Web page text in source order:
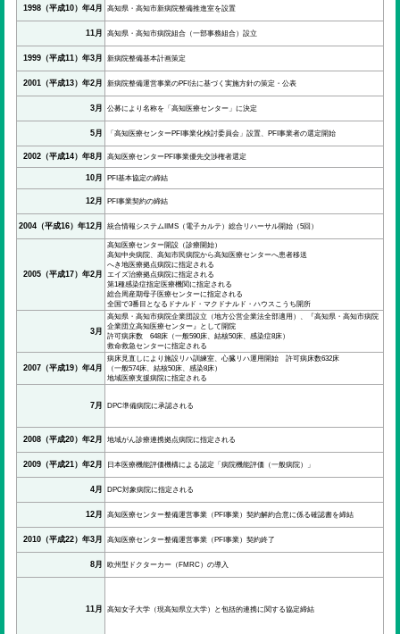
1998（平成10）年4月 高知県・高知市新病院整備推進室を設置
11月 高知県・高知市病院組合（一部事務組合）設立
1999（平成11）年3月 新病院整備基本計画策定
2001（平成13）年2月 新病院整備運営事業のPFI法に基づく実施方針の策定・公表
3月 公募により名称を「高知医療センター」に決定
5月 「高知医療センターPFI事業化検討委員会」設置、PFI事業者の選定開始
2002（平成14）年8月 高知医療センターPFI事業優先交渉権者選定
10月 PFI基本協定の締結
12月 PFI事業契約の締結
2004（平成16）年12月 統合情報システムIIMS（電子カルテ）総合リハーサル開始（5回）
2005（平成17）年2月
高知医療センター開設（診療開始）
高知中央病院、高知市民病院から高知医療センターへ患者移送
へき地医療拠点病院に指定される
エイズ治療拠点病院に指定される
第1種感染症指定医療機関に指定される
総合周産期母子医療センターに指定される
全国で3番目となるドナルド・マクドナルド・ハウスこうち開所
3月
高知県・高知市病院企業団設立（地方公営企業法全部適用）、『高知県・高知市病院
企業団立高知医療センター』として開院
許可病床数 648床（一般590床、結核50床、感染症8床）
救命救急センターに指定される
2007（平成19）年4月
病床見直しにより施設リハ訓練室、心臓リハ運用開始 許可病床数632床
（一般574床、結核50床、感染8床）
地域医療支援病院に指定される
7月 DPC準備病院に承認される
2008（平成20）年2月 地域がん診療連携拠点病院に指定される
2009（平成21）年2月 日本医療機能評価機構による認定「病院機能評価（一般病院）」
4月 DPC対象病院に指定される
12月 高知医療センター整備運営事業（PFI事業）契約解約合意に係る確認書を締結
2010（平成22）年3月 高知医療センター整備運営事業（PFI事業）契約終了
8月 欧州型ドクターカー（FMRC）の導入
11月 高知女子大学（現高知県立大学）と包括的連携に関する協定締結